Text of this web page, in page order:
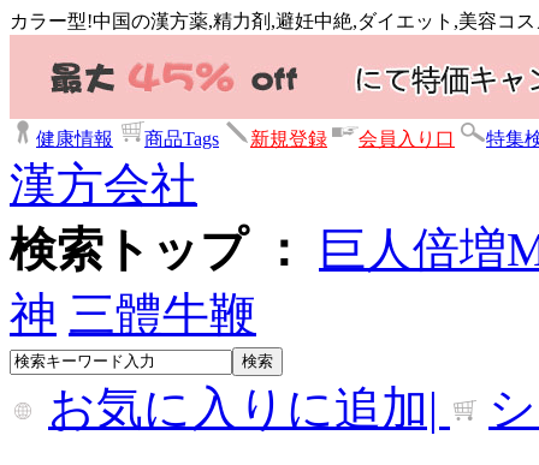
カラー型!中国の漢方薬,精力剤,避妊中絶,ダイエット,美容コ
健康情報 商品Tags 新規登録 会員入り口 特集
漢方会社
検索トップ ：
巨人倍増
神 三體牛鞭
お気に入りに追加|